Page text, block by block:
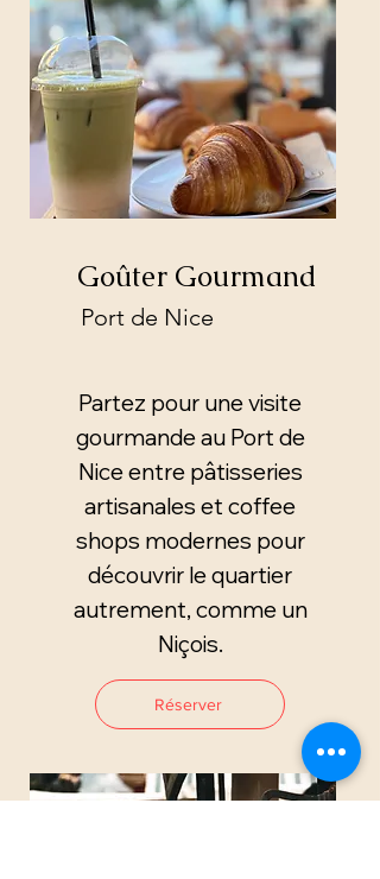
Goûter Gourmand
Port de Nice
Partez pour une visite
gourmande au Port de
Nice entre pâtisseries
artisanales et coffee
shops modernes pour
découvrir le quartier
autrement, comme un
Niçois.
Réserver